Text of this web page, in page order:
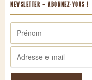
NEWSLETTER – ABONNEZ-VOUS !